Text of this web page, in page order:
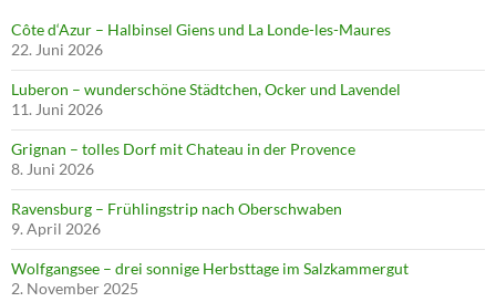
Côte d‘Azur – Halbinsel Giens und La Londe-les-Maures
22. Juni 2026
Luberon – wunderschöne Städtchen, Ocker und Lavendel
11. Juni 2026
Grignan – tolles Dorf mit Chateau in der Provence
8. Juni 2026
Ravensburg – Frühlingstrip nach Oberschwaben
9. April 2026
Wolfgangsee – drei sonnige Herbsttage im Salzkammergut
2. November 2025